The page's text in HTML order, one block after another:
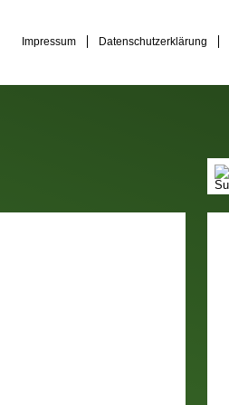
Impressum Datenschutzerklärung